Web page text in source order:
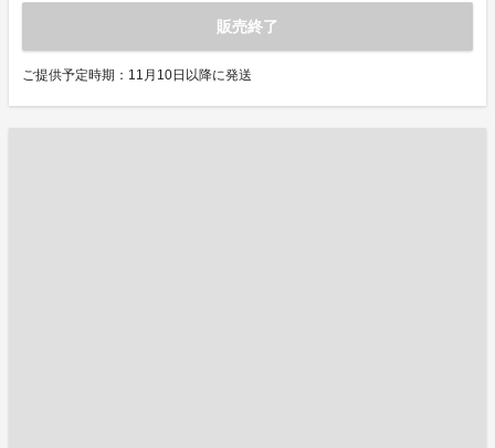
販売終了
ご提供予定時期：11月10日以降に発送